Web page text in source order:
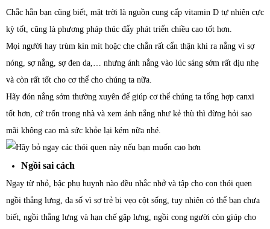
Chắc hẳn bạn cũng biết, mặt trời là nguồn cung cấp vitamin D tự nhiên cực
kỳ tốt, cũng là phương pháp thúc đẩy phát triển chiều cao tốt hơn.
Mọi người hay trùm kín mít hoặc che chắn rất cẩn thận khi ra nắng vì sợ
nóng, sợ nắng, sợ đen da,… nhưng ánh nắng vào lúc sáng sớm rất dịu nhẹ
và còn rất tốt cho cơ thể cho chúng ta nữa.
Hãy đón nắng sớm thường xuyên để giúp cơ thể chúng ta tổng hợp canxi
tốt hơn, cứ trốn trong nhà và xem ánh nắng như kẻ thù thì đừng hỏi sao
mãi không cao mà sức khỏe lại kém nữa nhé.
Ngồi sai cách
Ngay từ nhỏ, bậc phụ huynh nào đều nhắc nhở và tập cho con thói quen
ngồi thẳng lưng, đa số vì sợ trẻ bị vẹo cột sống, tuy nhiên có thể bạn chưa
biết, ngồi thẳng lưng và hạn chế gập lưng, ngồi cong người còn giúp cho